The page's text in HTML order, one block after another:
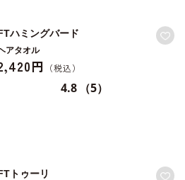
ハミングバード
アタオル
円
4.8 （5）
トゥーリ